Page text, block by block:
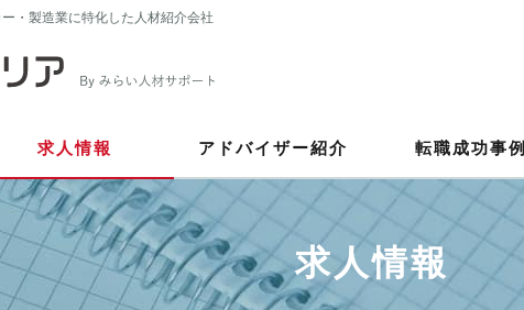
・製造業に特化した人材紹介会社
求人情報 アドバイザー紹介 転職成功事例
求人情報